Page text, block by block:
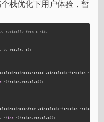
栈优化下用户体验，暂
typically from a nib.
y, result, z);
usingBlock:^(BHToken *token,
*)(token.retValue));
usingBlock:^(BHToken *token,
*(int
*)(token.retValue));